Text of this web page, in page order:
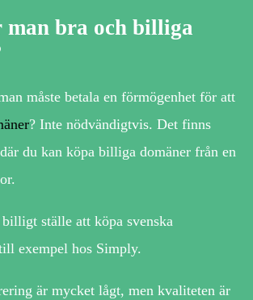
bra och billiga
måste betala en förmögenhet för att
? Inte nödvändigtvis. Det finns
du kan köpa billiga domäner från en
ställe att köpa svenska
exempel hos Simply.
är mycket lågt, men kvaliteten är